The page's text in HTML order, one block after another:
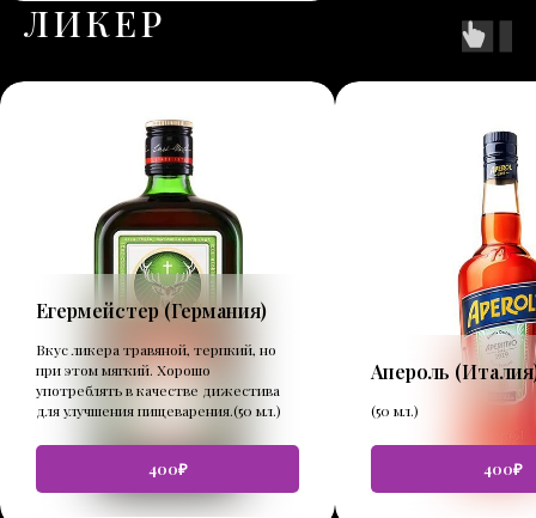
ЛИКЕР
Егермейстер (Германия)
Вкус ликера травяной, терпкий, но
при этом мягкий. Хорошо
употреблять в качестве дижестива
для улучшения пищеварения.(50 мл.)
400₽
Апероль
(50 мл.)
400₽